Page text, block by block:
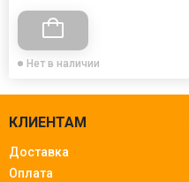
Нет в наличии
КЛИЕНТАМ
Доставка
Оплата